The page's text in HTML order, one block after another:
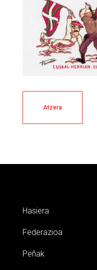
Atzera
Hasiera
Federazioa
Peñak